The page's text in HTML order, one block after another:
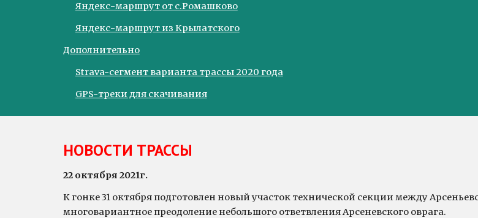
Яндекс-маршрут от с.Ромашково
Яндекс-маршрут из Крылатского
Дополнительно
Strava-сегмент варианта трассы 2020 года
GPS-треки для скачивания
НОВОСТИ ТРАССЫ
22 октября 2021г.
К гонке 31 октября подготовлен новый участок технической секции между
многовариантное преодоление небольшого ответвления Арсеневского оврага.